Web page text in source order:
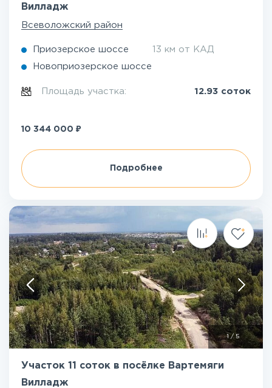
Вилладж
Всеволожский район
Приозерское шоссе 13 км от КАД
Новоприозерское шоссе
Площадь участка: 12.93 соток
10 344 000 ₽
Подробнее
1 / 5
Участок 11 соток в посёлке Вартемяги
Вилладж